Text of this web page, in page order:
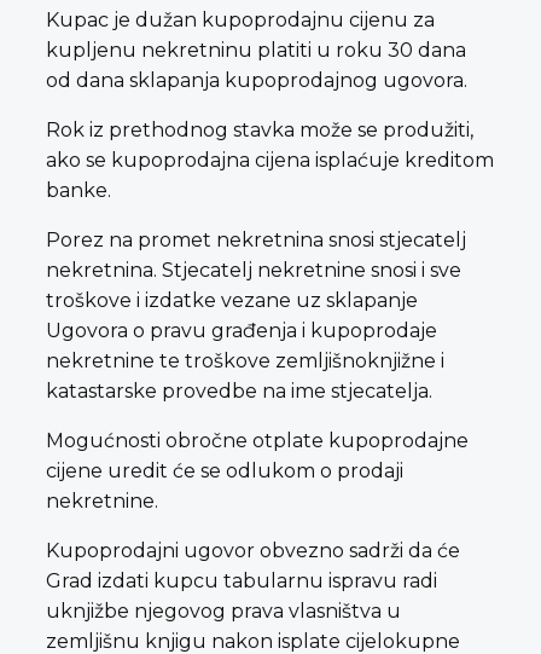
Kupac je dužan kupoprodajnu cijenu za
kupljenu nekretninu platiti u roku 30 dana
od dana sklapanja kupoprodajnog ugovora.
Rok iz prethodnog stavka može se produžiti,
ako se kupoprodajna cijena isplaćuje kreditom
banke.
Porez na promet nekretnina snosi stjecatelj
nekretnina. Stjecatelj nekretnine snosi i sve
troškove i izdatke vezane uz sklapanje
Ugovora o pravu građenja i kupoprodaje
nekretnine te troškove zemljišnoknjižne i
katastarske provedbe na ime stjecatelja.
Mogućnosti obročne otplate kupoprodajne
cijene uredit će se odlukom o prodaji
nekretnine.
Kupoprodajni ugovor obvezno sadrži da će
Grad izdati kupcu tabularnu ispravu radi
uknjižbe njegovog prava vlasništva u
zemljišnu knjigu nakon isplate cijelokupne